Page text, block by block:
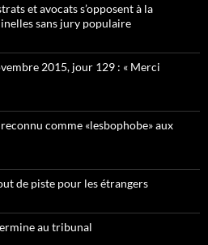
et avocats s’opposent à la
sans jury populaire
2015, jour 129 : « Merci
comme «lesbophobe» aux
de piste pour les étrangers
au tribunal